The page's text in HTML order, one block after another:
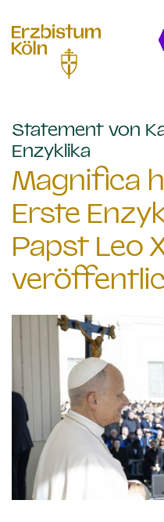
Statement von
Enzyklika
Magnifica
Erste
Papst Leo